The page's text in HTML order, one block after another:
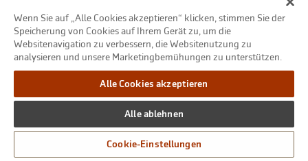
Daten dürfen nur verwendet werden, wenn angemessene
Kontrollmaßnahmen und Genehmigungen vorliegen
Keine unbefugte Weitergabe von Daten– In KI-Tools
eingegebene Informationen dürfen nicht außerhalb der
Organisation weitergegeben oder zum Training externer
ausdrücklich genehmigt und vertraglich abgesichert
Zweckbindung– KI wird ausschließlich für legitime
geschäftliche Zwecke eingesetzt, wobei die
Wenn Sie auf „Alle Cookies akzeptieren“ klicken, stimmen Sie der
Speicherung von Cookies auf Ihrem Gerät zu, um die
Websitenavigation zu verbessern, die Websitenutzung zu
analysieren und unsere Marketingbemühungen zu unterstützen.
Alle Cookies akzeptieren
Alle ablehnen
Cookie-Einstellungen